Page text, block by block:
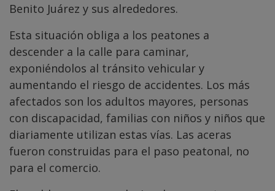
Benito Juárez y sus alrededores.
Esta situación obliga a los peatones a
descender a la calle para caminar,
exponiéndolos al tránsito vehicular y
aumentando el riesgo de accidentes. Los más
afectados son los adultos mayores, personas
con discapacidad, familias con niños y niños que
diariamente utilizan estas vías. Las aceras
fueron construidas para el paso peatonal, no
para el comercio.